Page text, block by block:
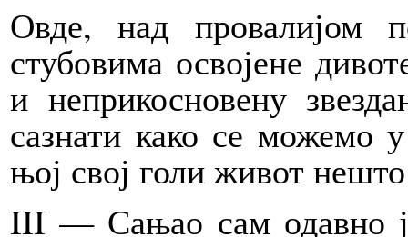
Овде, над провалијом
стубовима освојене
и неприкосновену
сазнати како се можемо
њој свој голи живот
III — Сањао сам одавно